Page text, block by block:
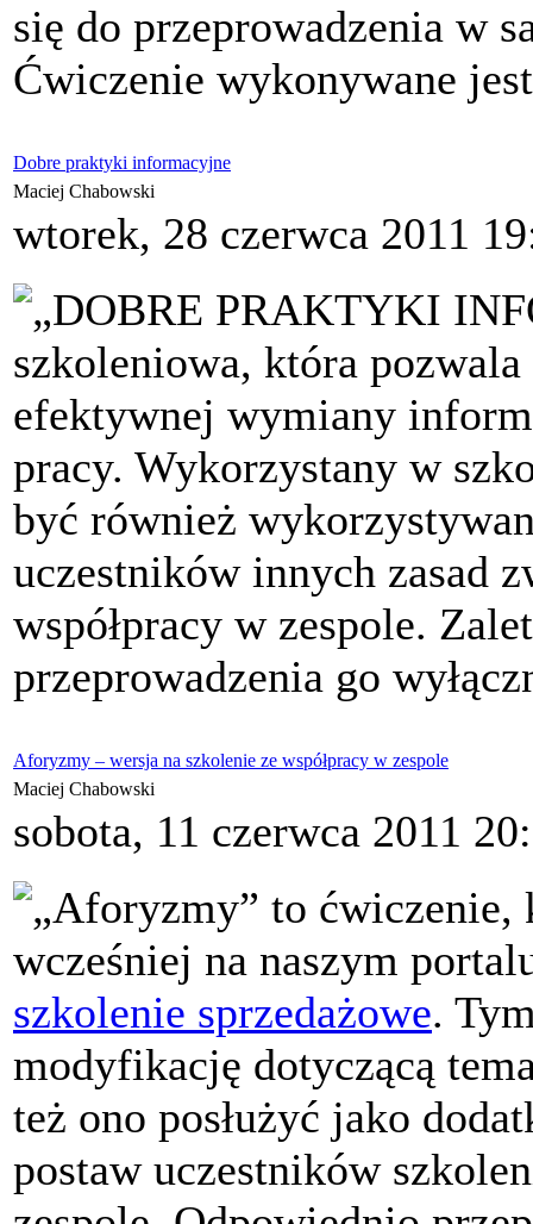
się do przeprowadzenia w
Ćwiczenie wykonywane
Dobre praktyki informacyjne
Maciej Chabowski
wtorek, 28 czerwca 2011
„DOBRE PRAKTYKI
szkoleniowa, która
efektywnej wymiany
pracy. Wykorzystany w
być również
uczestników innych zasad
współpracy w zespole.
przeprowadzenia go
Aforyzmy – wersja na szkolenie ze współpracy w zespole
Maciej Chabowski
sobota, 11 czerwca 2011
„Aforyzmy” to
wcześniej na naszym
szkolenie sprzedażowe.
modyfikację dotyczącą
też ono posłużyć jako
postaw uczestników